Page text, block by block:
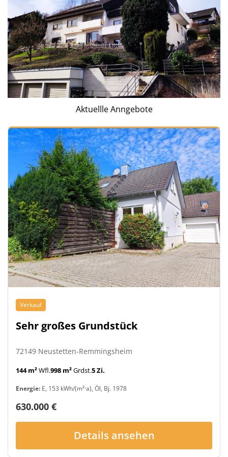
Aktuellle Anngebote
Verkauf
Sehr großes Grundstück
72149 Neustetten-Remmingsheim
144 m²Wfl.998 m²Grdst.5 Zi.
Energie: E, 153 kWh/(m²·a), Öl, Bj. 1978
630.000 €
Details ansehen